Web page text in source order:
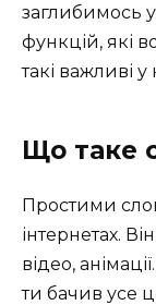
заглибимось у
функцій, які
такі важливі
Що таке
Простими
інтернетах.
відео,
ти бачив усе